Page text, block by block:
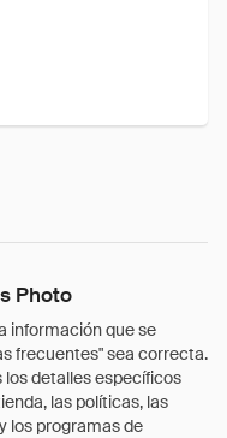
Photo
información que se
frecuentes" sea correcta.
los detalles específicos
las políticas, las
los programas de